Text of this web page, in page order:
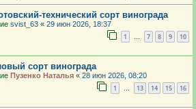
технический сорт винограда
svist_63 « 29 июн 2026, 18:37
1 … 7 8 9 10
сорт винограда
Пузенко Наталья « 28 июн 2026, 08:20
1 … 13 14 15 16